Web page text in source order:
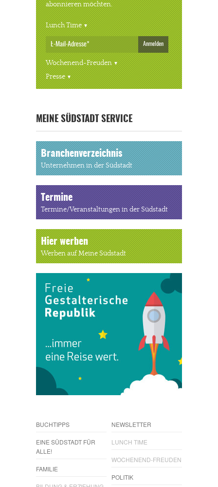
« ALLE VERANSTALTUNGEN
abonnieren möchten.
Lunch Time
Anmelden
Wochenend-Freuden
Presse
MEINE SÜDSTADT SERVICE
Branchenverzeichnis
Unternehmen in der Südstadt
Termine
Termine/Veranstaltungen in der Südstadt
Hier werben
Werben auf Meine Südstadt
BUCHTIPPS
EINE SÜDSTADT FÜR
ALLE!
FAMILIE
NEWSLETTER
LUNCH TIME
WOCHENEND-FREUDEN
POLITIK